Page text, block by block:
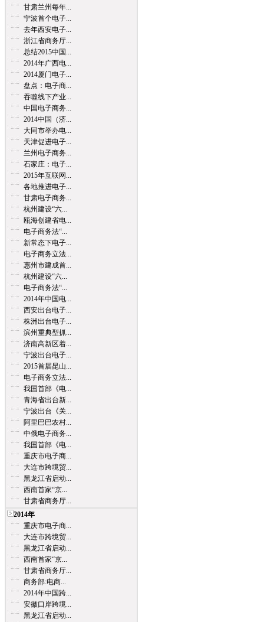
甘肃兰州每年...
宁波首个电子...
去年西安电子...
浙江省商务厅...
总结2015中国...
2014年广西电...
2014厦门电子...
盘点：电子商...
吞噬线下产业...
中国电子商务...
2014中国（济...
大同市举办电...
天津促进电子...
兰州电子商务...
石家庄：电子...
2015年互联网...
各地推进电子...
甘肃电子商务...
杭州建设“六...
瓯海创建省电...
电子商务法“...
新常态下电子...
电子商务立法...
惠州市建成首...
杭州建设“六...
电子商务法“...
2014年中国电...
西安出台电子...
株洲出台电子...
滨州重典型抓...
济南高新区着...
宁波出台电子...
2015首届昆山...
电子商务立法...
我国首部《电...
青海省出台新...
宁波出台《关...
阿里巴巴农村...
中俄电子商务...
我国首部《电...
重庆市电子商...
大连市跨境贸...
黑龙江省启动...
西南首家“京...
甘肃省商务厅...
2014年
重庆市电子商...
大连市跨境贸...
黑龙江省启动...
西南首家“京...
甘肃省商务厅...
商务部:电商...
2014年中国跨...
安徽口岸跨境...
黑龙江省启动...